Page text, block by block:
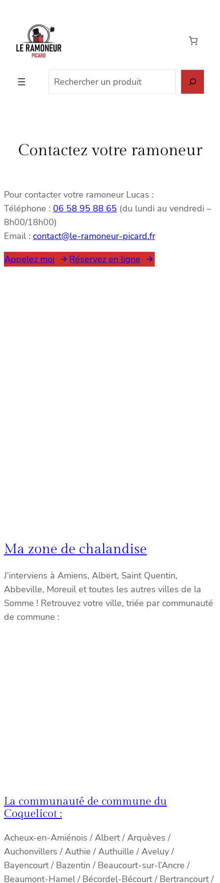
contenu
Contactez votre ramoneur
Pour contacter votre ramoneur Lucas :
Téléphone : 06 58 95 88 65 (du lundi au vendredi –
8h00/18h00)
Email : contact@le-ramoneur-picard.fr
Appelez moi
Réservez en ligne
Ma zone de chalandise
J’interviens à Amiens, Albert, Saint Quentin,
Abbeville, Moreuil et toutes les autres villes de la
Somme ! Retrouvez votre ville, triée par communauté
de commune :
La communauté de commune du
Coquelicot :
Acheux-en-Amiénois / Albert / Arquèves /
Auchonvillers / Authie / Authuille / Aveluy /
Bayencourt / Bazentin / Beaucourt-sur-l’Ancre /
Beaumont-Hamel / Bécordel-Bécourt / Bertrancourt /